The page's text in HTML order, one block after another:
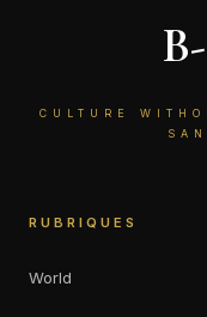
CULTURE
RUBRIQUES
World